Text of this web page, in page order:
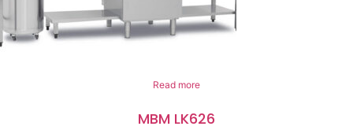
Read more
MBM LK626